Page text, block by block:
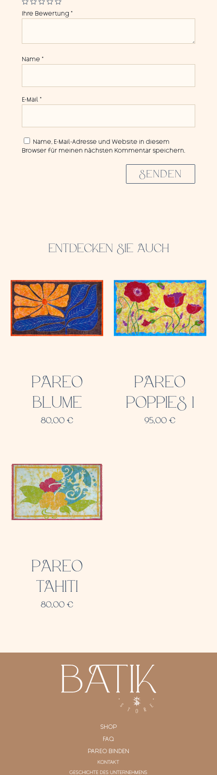
Ihre Bewertung *
Name *
E-Mail *
Name, E-Mail-Adresse und Website in diesem
Browser für meinen nächsten Kommentar speichern.
SENDEN
ENTDECKEN SIE AUCH
PAREO
BLUME
80,00€
PAREO
POPPIES 1
95,00€
PAREO
TAHITI
80,00€
SHOP
FAQ
PAREO BINDEN
KONTAKT
GESCHICHTE DES UNTERNEHMENS